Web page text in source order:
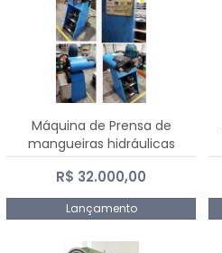
Máquina de Prensa de
mangueiras hidráulicas
PE50TF - 2017
R$ 32.000,00
Lançamento